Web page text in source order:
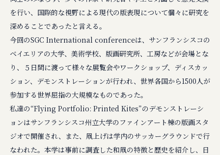
を行い、国際的な視野による現代の版表現について個々に研究を
深めることであったと言える。
今回のSGC International conferenceは、サンフランシスコの
ベイエリアの大学、美術学校、版画研究所、工房などが会場とな
り、５日間に渡って様々な展覧会やワークショップ、ディスカッ
ション、デモンストレーションが行われ、世界各国から1500人が
参加する世界屈指の大規模なものであった。
私達の“Flying Portfolio: Printed Kites”のデモンストレーシ
ョンはサンフランシスコ州立大学のファインアート棟の版画スタ
ジオで開催され、また、凧上げは学内のサッカーグラウンドで行
なわれた。本学は事前に調査した和凧の特徴と歴史を紹介し、日